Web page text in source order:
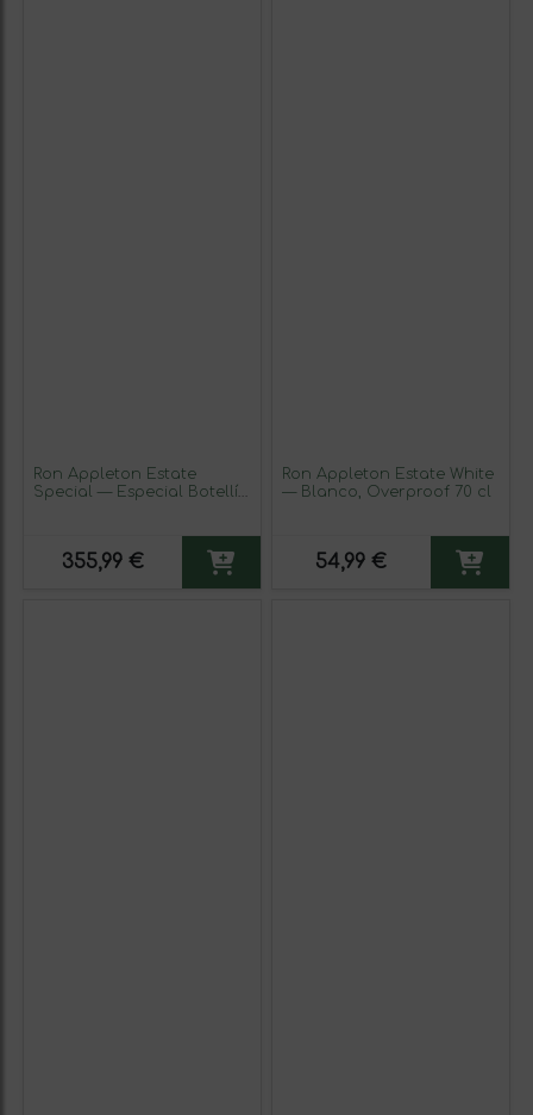
Ron Appleton Estate
Special — Especial Botellín
355,99 €
Ron Appleton Estate White
— Blanco, Overproof 70 cl
54,99 €